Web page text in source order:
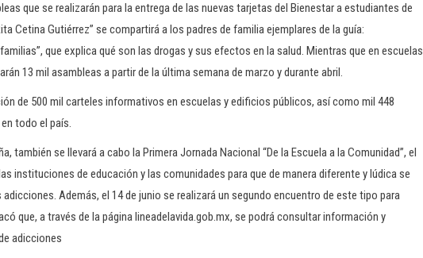
que se realizarán para la entrega de las nuevas tarjetas del Bienestar a estudiantes de
Cetina Gutiérrez” se compartirá a los padres de familia ejemplares de la guía:
que explica qué son las drogas y sus efectos en la salud. Mientras que en escuelas
13 mil asambleas a partir de la última semana de marzo y durante abril.
de 500 mil carteles informativos en escuelas y edificios públicos, así como mil 448
todo el país.
también se llevará a cabo la Primera Jornada Nacional “De la Escuela a la Comunidad”, el
instituciones de educación y las comunidades para que de manera diferente y lúdica se
Además, el 14 de junio se realizará un segundo encuentro de este tipo para
que, a través de la página lineadelavida.gob.mx, se podrá consultar información y
adicciones